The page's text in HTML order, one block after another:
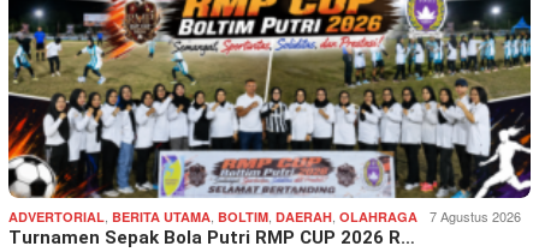
ADVERTORIAL BERITA UTAMA BOLTIM DAERAH OLAHRAGA 7 Agustus 2026
Turnamen Sepak Bola Putri RMP CUP 2026 R…